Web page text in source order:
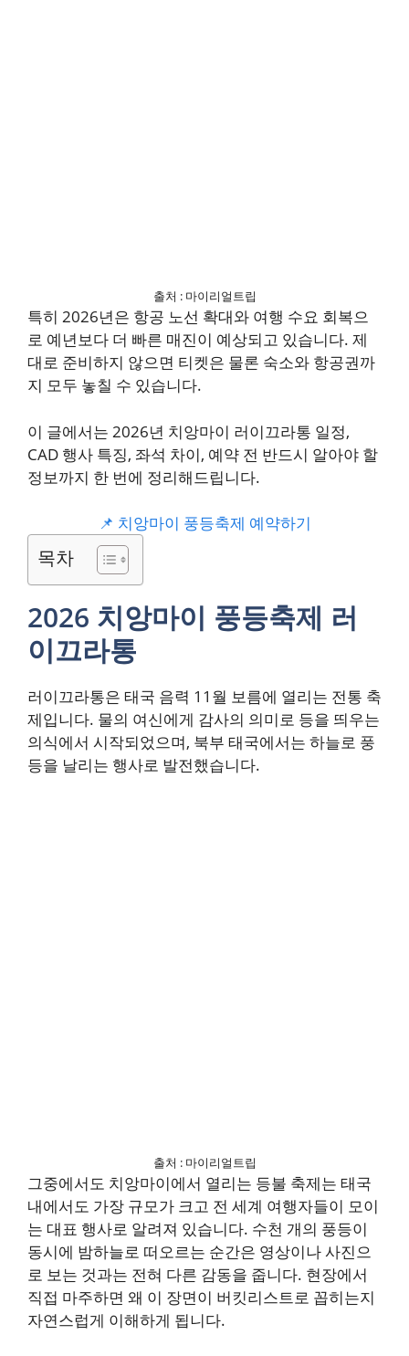
출처 : 마이리얼트립
특히 2026년은 항공 노선 확대와 여행 수요 회복으
로 예년보다 더 빠른 매진이 예상되고 있습니다. 제
대로 준비하지 않으면 티켓은 물론 숙소와 항공권까
지 모두 놓칠 수 있습니다.
이 글에서는 2026년 치앙마이 러이끄라통 일정,
CAD 행사 특징, 좌석 차이, 예약 전 반드시 알아야 할
정보까지 한 번에 정리해드립니다.
📌 치앙마이 풍등축제 예약하기
목차
2026 치앙마이 풍등축제 러
이끄라통
러이끄라통은 태국 음력 11월 보름에 열리는 전통 축
제입니다. 물의 여신에게 감사의 의미로 등을 띄우는
의식에서 시작되었으며, 북부 태국에서는 하늘로 풍
등을 날리는 행사로 발전했습니다.
출처 : 마이리얼트립
그중에서도 치앙마이에서 열리는 등불 축제는 태국
내에서도 가장 규모가 크고 전 세계 여행자들이 모이
는 대표 행사로 알려져 있습니다. 수천 개의 풍등이
동시에 밤하늘로 떠오르는 순간은 영상이나 사진으
로 보는 것과는 전혀 다른 감동을 줍니다. 현장에서
직접 마주하면 왜 이 장면이 버킷리스트로 꼽히는지
자연스럽게 이해하게 됩니다.